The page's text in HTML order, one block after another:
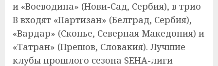
и «Воеводина» (Нови-Сад, Сербия), в трио
В входят «Партизан» (Белград, Сербия),
«Вардар» (Скопье, Северная Македония) и
«Татран» (Прешов, Словакия). Лучшие
клубы прошлого сезона SEHA-лиги